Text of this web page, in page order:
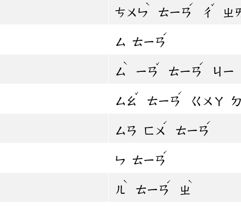
ㄘㄨㄣ
ˋ
ㄊㄧㄢ
ˊ
ㄔ
ˇ
ㄓ
ㄙ ㄊㄧㄢ
ˊ
ㄙ
ˋ
ㄧㄢ
ˇ
ㄊㄧㄢ
ˊ
ㄐㄧ
ㄙㄠ
ˇ
ㄊㄧㄢ
ˊ
ㄍㄨㄚ
ㄙㄢ ㄈㄨ
ˊ
ㄊㄧㄢ
ˊ
ㄣ ㄊㄧㄢ
ˊ
ㄦ
ˋ
ㄊㄧㄢ
ˊ
ㄓ
ˋ